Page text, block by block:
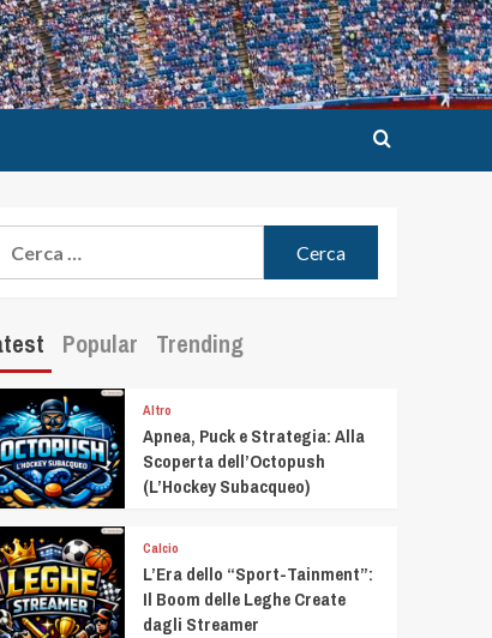
Popular Trending
Altro
Apnea, Puck e Strategia: Alla
Scoperta dell’Octopush
(L’Hockey Subacqueo)
Calcio
L’Era dello “Sport-Tainment”:
Il Boom delle Leghe Create
dagli Streamer